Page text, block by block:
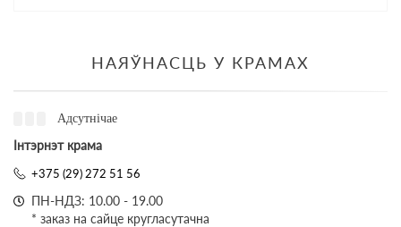
НАЯЎНАСЦЬ У КРАМАХ
Адсутнічае
Інтэрнэт крама
+375 (29) 272 51 56
ПН-НДЗ: 10.00 - 19.00
* заказ на сайце кругласутачна